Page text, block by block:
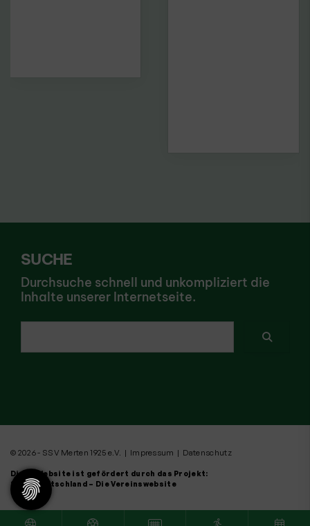
SUCHE
Durchsuche schnell und unkompliziert die
Inhalte unserer Internetseite.
© 2026 - SSV Merten 1925 e.V. | Impressum | Datenschutz
Diese Website ist gefördert durch das Projekt:
Sportdeutschland – Die Vereinswebsite